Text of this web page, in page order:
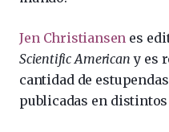
Jen Christiansen es
Scientific American y es
cantidad de estupendas
publicadas en